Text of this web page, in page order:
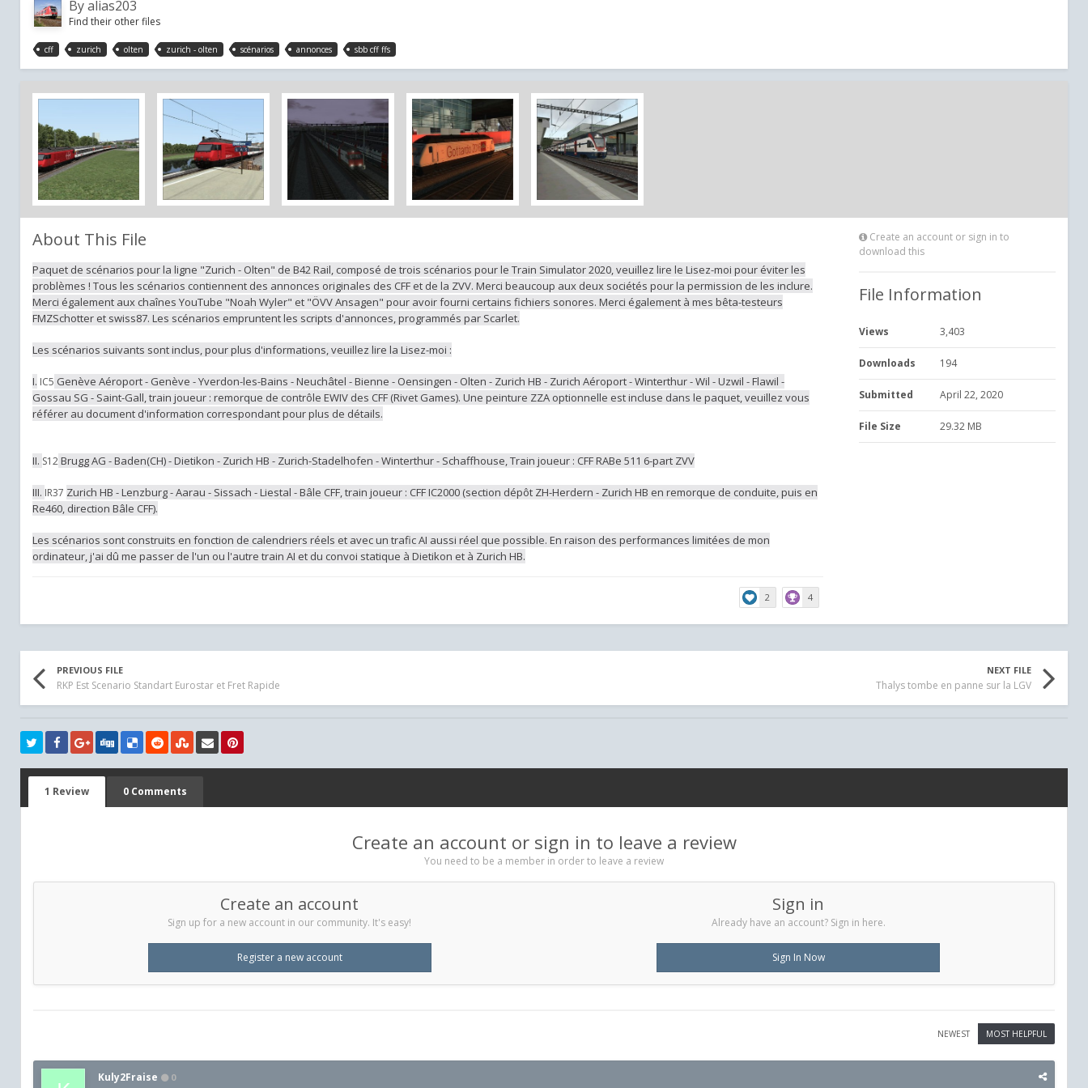
Byalias203
Find their other files
cff zurich olten zurich - olten scénarios annonces sbb cff ffs
About This File
Paquet de scénarios pour la ligne "Zurich - Olten" de B42 Rail, composé de trois scénarios pour le Train Simulator 2020, veuillez lire le Lisez-moi pour éviter les
problèmes ! Tous les scénarios contiennent des annonces originales des CFF et de la ZVV. Merci beaucoup aux deux sociétés pour la permission de les inclure.
Merci également aux chaînes YouTube "Noah Wyler" et "ÖVV Ansagen" pour avoir fourni certains fichiers sonores. Merci également à mes bêta-testeurs
FMZSchotter et swiss87. Les scénarios empruntent les scripts d'annonces, programmés par Scarlet.
Les scénarios suivants sont inclus, pour plus d'informations, veuillez lire la Lisez-moi :
I. IC5 Genève Aéroport - Genève - Yverdon-les-Bains - Neuchâtel - Bienne - Oensingen - Olten - Zurich HB - Zurich Aéroport - Winterthur - Wil - Uzwil - Flawil -
Gossau SG - Saint-Gall, train joueur : remorque de contrôle EWIV des CFF (Rivet Games). Une peinture ZZA optionnelle est incluse dans le paquet, veuillez vous
référer au document d'information correspondant pour plus de détails.
II. S12Brugg AG - Baden(CH) - Dietikon - Zurich HB - Zurich-Stadelhofen - Winterthur - Schaffhouse, Train joueur : CFF RABe 511 6-part ZVV
III. IR37 Zurich HB - Lenzburg - Aarau - Sissach - Liestal - Bâle CFF, train joueur : CFF IC2000 (section dépôt ZH-Herdern - Zurich HB en remorque de conduite, puis en
Re460, direction Bâle CFF).
Les scénarios sont construits en fonction de calendriers réels et avec un trafic AI aussi réel que possible. En raison des performances limitées de mon
ordinateur, j'ai dû me passer de l'un ou l'autre train AI et du convoi statique à Dietikon et à Zurich HB.
2 4
Create an account or sign in to
download this
File Information
Views 3,403
Downloads 194
Submitted April 22, 2020
File Size 29.32 MB
PREVIOUS FILE
RKP Est Scenario Standart Eurostar et Fret Rapide
NEXT FILE
Thalys tombe en panne sur la LGV
1 Review 0 Comments
Create an account or sign in to leave a review
You need to be a member in order to leave a review
Create an account
Sign up for a new account in our community. It's easy!
Register a new account
Sign in
Already have an account? Sign in here.
Sign In Now
MOST HELPFUL
NEWEST
Kuly2Fraise 0